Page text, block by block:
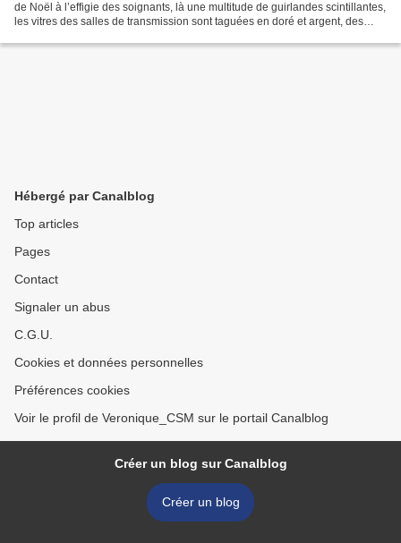
de Noël à l’effigie des soignants, là une multitude de guirlandes scintillantes,
les vitres des salles de transmission sont taguées en doré et argent, des
Hébergé par Canalblog
Top articles
Pages
Contact
Signaler un abus
C.G.U.
Cookies et données personnelles
Préférences cookies
Voir le profil de Veronique_CSM sur le portail Canalblog
Créer un blog sur Canalblog
Créer un blog